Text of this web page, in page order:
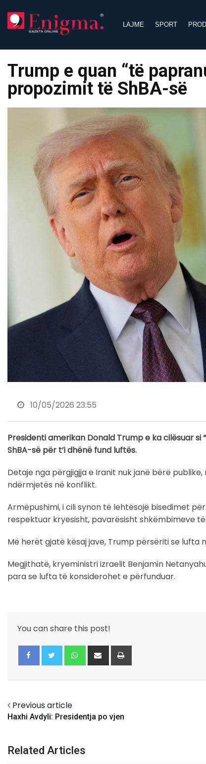
content
LAJME SPORT
Trump e quan “të
propozimit të ShBA-së
10/05/2026 23:55
Presidenti amerikan Donald Trump e ka cilësuar
ShBA-së për t’i dhënë fund luftës.
Detaje nga përgjigjja e Iranit nuk janë bërë
ndërmjetës në konflikt.
Armëpushimi, i cili synon të lehtësojë bisedimet
respektuar kryesisht, pavarësisht shkëmbimeve
Më herët gjatë kësaj jave, Trump përsëriti se lufta
Megjithatë, kryeministri izraelit Benjamin
para se lufta të konsiderohet e përfunduar.
You can share this post!
Whatsapp
Share
via
Previous article
Haxhi Avdyli: Presidentja po vjen
Related Articles